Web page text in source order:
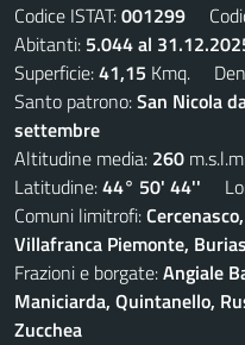
Codice ISTAT:001299
Abitanti: 5.044 al
Superficie:41,15 Kmq.
Santo patrono:San Nicola
settembre
Altitudine media: 260
Latitudine:44° 50' 44''
Comuni limitrofi:
Villafranca Piemonte,
Frazioni e borgate:Angiale
Maniciarda, Quintanello,
Zucchea